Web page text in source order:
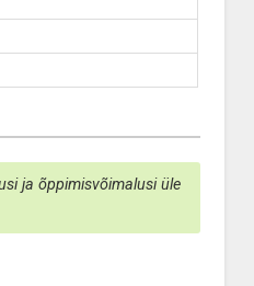
ja õppimisvõimalusi üle